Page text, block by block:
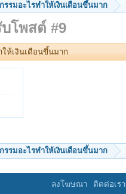
กรรมอะไรทำให้เงินเดือนขึ้นมาก
โพสต์ #9
ให้เงินเดือนขึ้นมาก
กรรมอะไรทำให้เงินเดือนขึ้นมาก
ลงโฆษณา ติดต่อเรา